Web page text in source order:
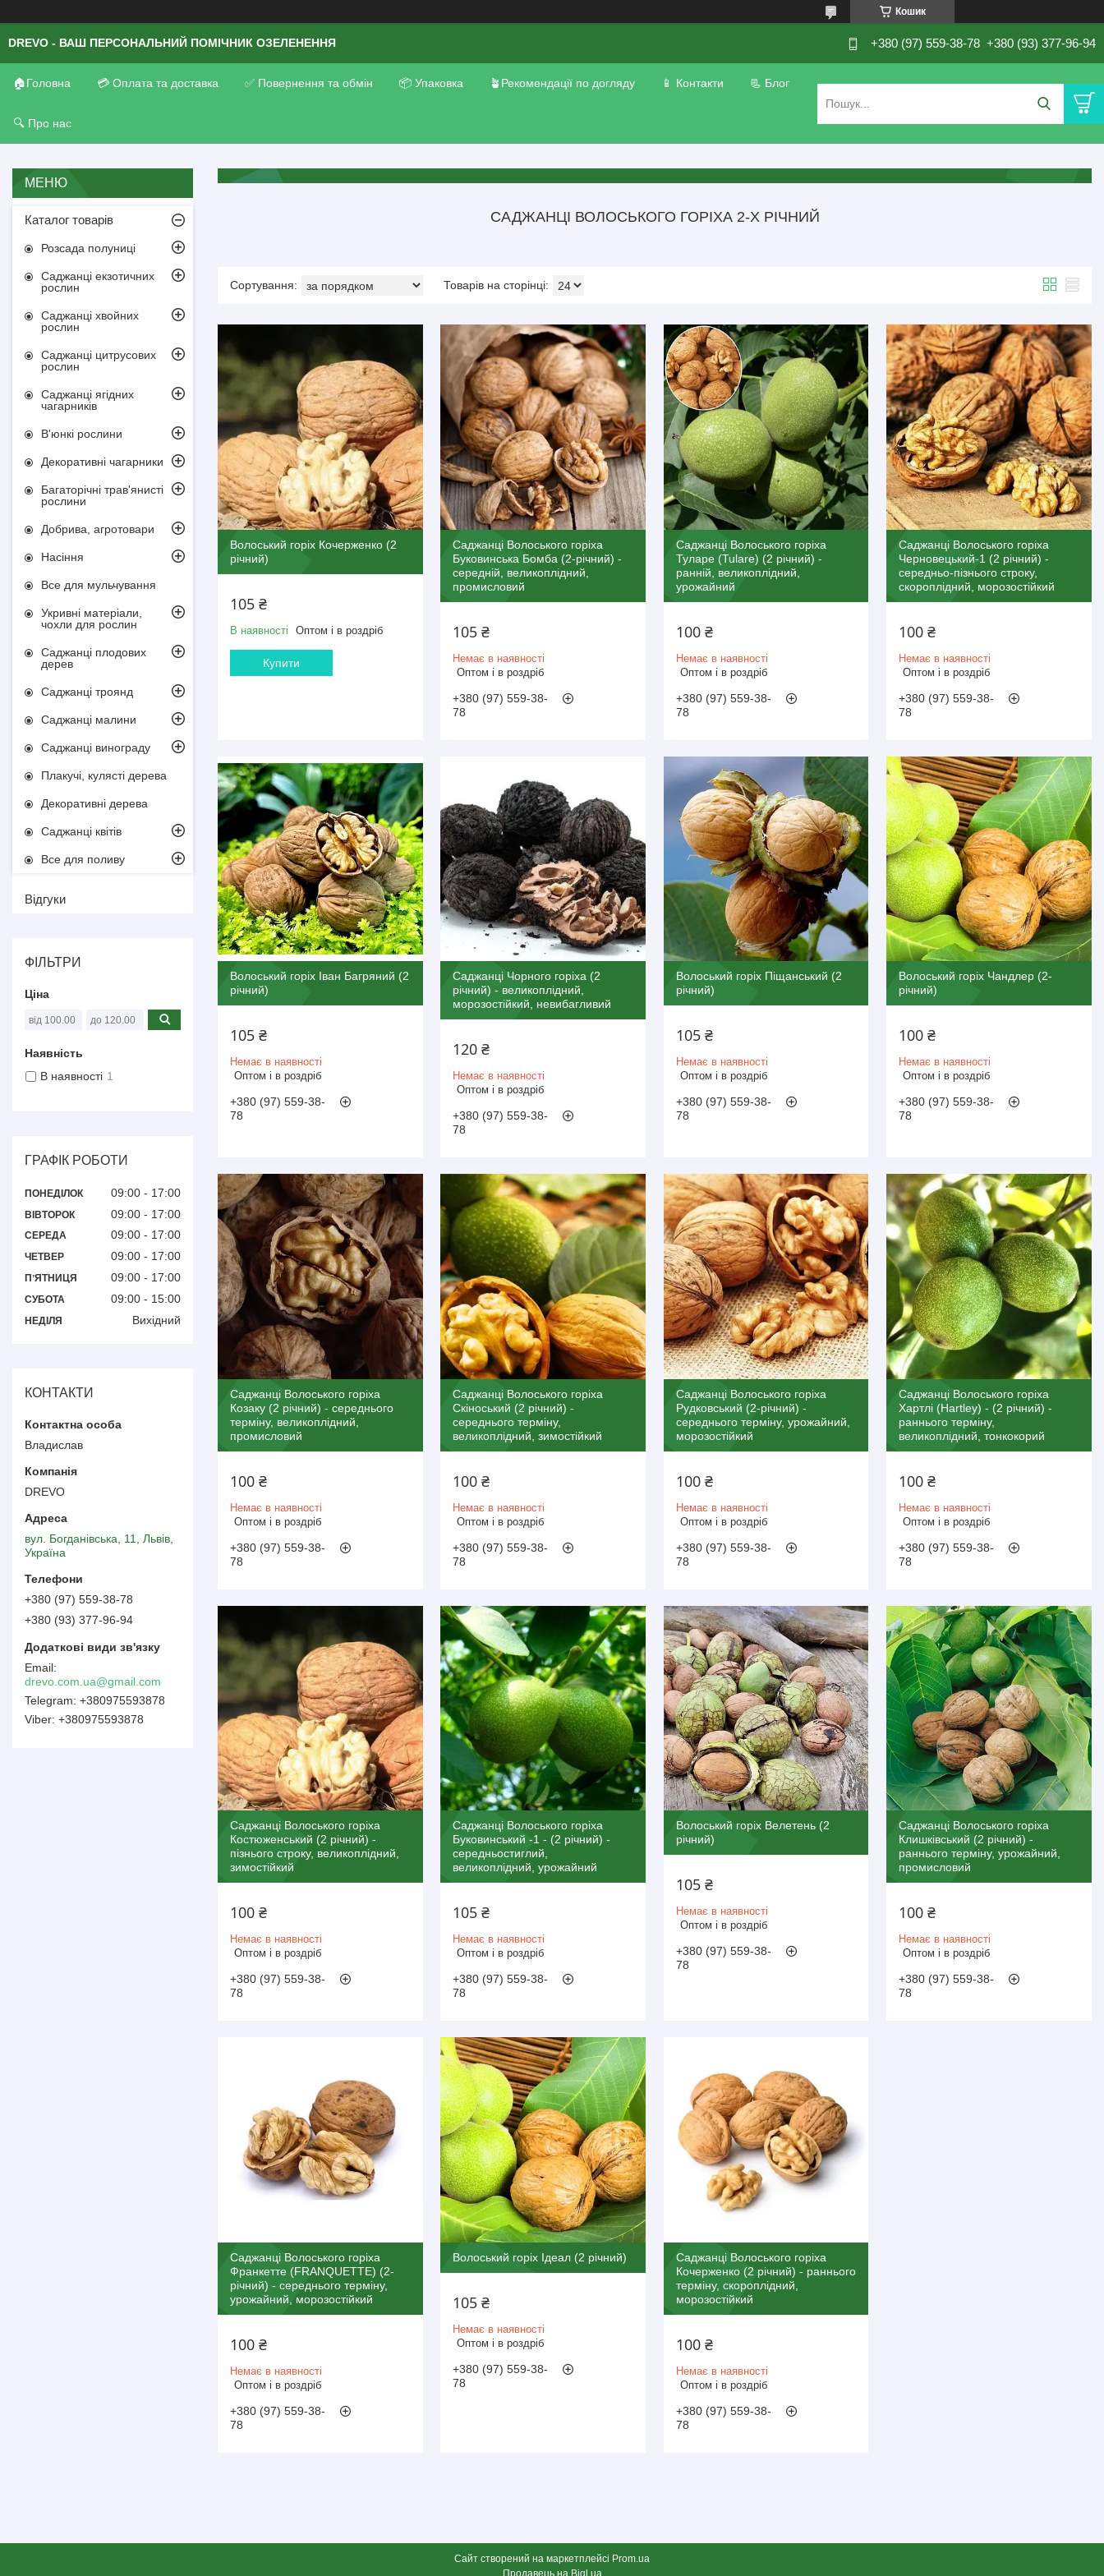
Кошик
DREVO - ВАШ ПЕРСОНАЛЬНИЙ ПОМІЧНИК ОЗЕЛЕНЕННЯ +380 (97) 559-38-78 +380 (93) 377-96-94
🏠Головна 💳 Оплата та доставка ✅ Повернення та обмін 📦 Упаковка 🪴Рекомендації по догляду 📱 Контакти 📃 Блог
🔍 Про нас
САДЖАНЦІ ВОЛОСЬКОГО ГОРІХА 2-Х РІЧНИЙ
Волоський горіх Кочерженко (2
річний)
105 ₴
В наявності Оптом і в роздріб
Купити
Саджанці Волоського горіха
Буковинська Бомба (2-річний) -
середній, великоплідний,
промисловий
105 ₴
Немає в наявності
Оптом і в роздріб
+380 (97) 559-38-
78
Саджанці Волоського горіха
Туларе (Tulare) (2 річний) -
ранній, великоплідний,
урожайний
100 ₴
Немає в наявності
Оптом і в роздріб
+380 (97) 559-38-
78
Саджанці Волоського горіха
Черновецький-1 (2 річний) -
середньо-пізнього строку,
скороплідний, морозостійкий
100 ₴
Немає в наявності
Оптом і в роздріб
+380 (97) 559-38-
78
Волоський горіх Іван Багряний (2
річний)
105 ₴
Немає в наявності
Оптом і в роздріб
+380 (97) 559-38-
78
Саджанці Чорного горіха (2
річний) - великоплідний,
морозостійкий, невибагливий
120 ₴
Немає в наявності
Оптом і в роздріб
+380 (97) 559-38-
78
Волоський горіх Піщанський (2
річний)
105 ₴
Немає в наявності
Оптом і в роздріб
+380 (97) 559-38-
78
Волоський горіх Чандлер (2-
річний)
100 ₴
Немає в наявності
Оптом і в роздріб
+380 (97) 559-38-
78
Саджанці Волоського горіха
Козаку (2 річний) - середнього
терміну, великоплідний,
промисловий
100 ₴
Немає в наявності
Оптом і в роздріб
+380 (97) 559-38-
78
Саджанці Волоського горіха
Скіноський (2 річний) -
середнього терміну,
великоплідний, зимостійкий
100 ₴
Немає в наявності
Оптом і в роздріб
+380 (97) 559-38-
78
Саджанці Волоського горіха
Рудковський (2-річний) -
середнього терміну, урожайний,
морозостійкий
100 ₴
Немає в наявності
Оптом і в роздріб
+380 (97) 559-38-
78
Саджанці Волоського горіха
Хартлі (Hartley) - (2 річний) -
раннього терміну,
великоплідний, тонкокорий
100 ₴
Немає в наявності
Оптом і в роздріб
+380 (97) 559-38-
78
Саджанці Волоського горіха
Костюженський (2 річний) -
пізнього строку, великоплідний,
зимостійкий
100 ₴
Немає в наявності
Оптом і в роздріб
+380 (97) 559-38-
78
Саджанці Волоського горіха
Буковинський -1 - (2 річний) -
середньостиглий,
великоплідний, урожайний
105 ₴
Немає в наявності
Оптом і в роздріб
+380 (97) 559-38-
78
Волоський горіх Велетень (2
річний)
105 ₴
Немає в наявності
Оптом і в роздріб
+380 (97) 559-38-
78
Саджанці Волоського горіха
Клишківський (2 річний) -
раннього терміну, урожайний,
промисловий
100 ₴
Немає в наявності
Оптом і в роздріб
+380 (97) 559-38-
78
Саджанці Волоського горіха
Франкетте (FRANQUETTE) (2-
річний) - середнього терміну,
урожайний, морозостійкий
100 ₴
Немає в наявності
Оптом і в роздріб
+380 (97) 559-38-
78
Волоський горіх Ідеал (2 річний)
105 ₴
Немає в наявності
Оптом і в роздріб
+380 (97) 559-38-
78
Саджанці Волоського горіха
Кочерженко (2 річний) - раннього
терміну, скороплідний,
морозостійкий
100 ₴
Немає в наявності
Оптом і в роздріб
+380 (97) 559-38-
78
Каталог товарів
Розсада полуниці
Саджанці екзотичних
рослин
Саджанці хвойних
рослин
Саджанці цитрусових
рослин
Саджанці ягідних
чагарників
В'юнкі рослини
Декоративні чагарники
Багаторічні трав'янисті
рослини
Добрива, агротовари
Насіння
Все для мульчування
Укривні матеріали,
чохли для рослин
Саджанці плодових
дерев
Саджанці троянд
Саджанці малини
Саджанці винограду
Плакучі, кулясті дерева
Декоративні дерева
Саджанці квітів
Все для поливу
Відгуки
ФІЛЬТРИ
Ціна
Наявність
В наявності 1
ГРАФІК РОБОТИ
ПОНЕДІЛОК 09:00 17:00
ВІВТОРОК 09:00 17:00
СЕРЕДА 09:00 17:00
ЧЕТВЕР 09:00 17:00
ПʼЯТНИЦЯ 09:00 17:00
СУБОТА 09:00 15:00
НЕДІЛЯ Вихідний
КОНТАКТИ
Владислав
DREVO
вул. Богданівська, 11, Львів,
Україна
+380 (97) 559-38-78
+380 (93) 377-96-94
drevo.com.ua@gmail.com
+380975593878
+380975593878
Сайт створений на маркетплейсі Prom.ua
Продавець на Bigl.ua